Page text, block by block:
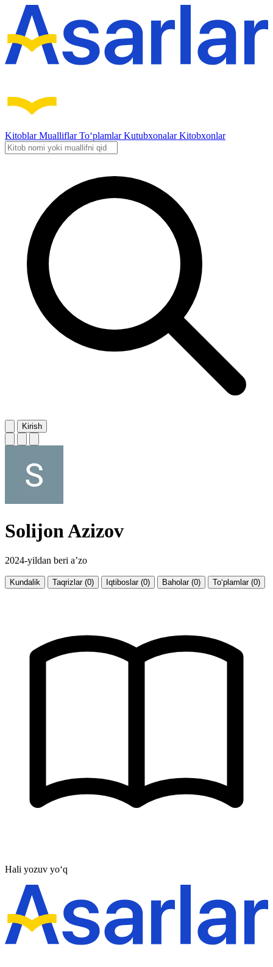
KitoblarMualliflarTo‘plamlarKutubxonalarKitobxonlar
Kirish
Solijon Azizov
2024-yildan beri a’zo
Kundalik Taqrizlar (0) Iqtiboslar (0) Baholar (0) To‘plamlar (0)
Hali yozuv yo‘q